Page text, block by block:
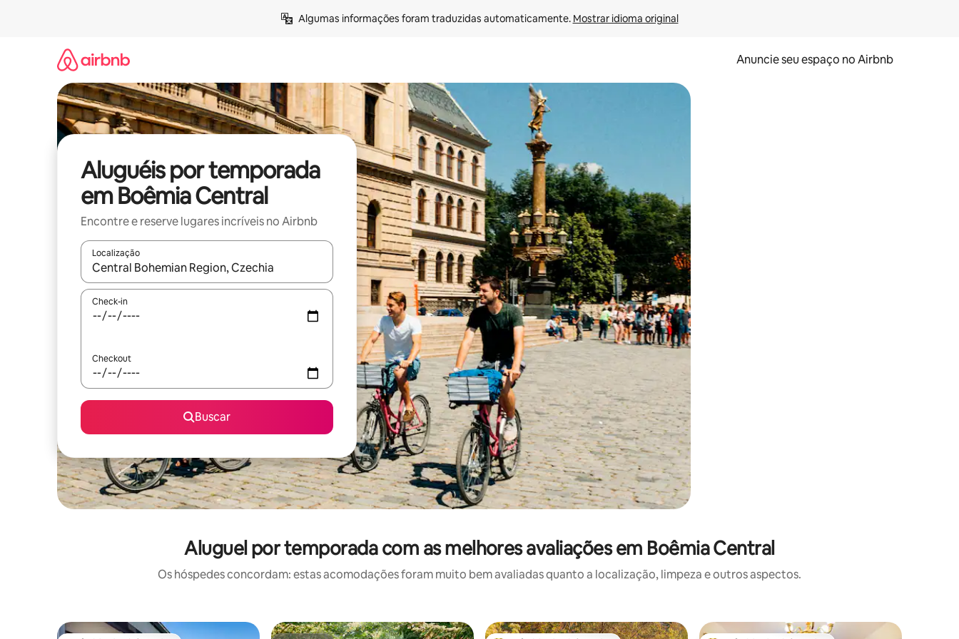
Algumas informações foram traduzidas automaticamente. Mostrar idioma original
Anuncie seu espaço no Airbnb
Aluguéis por temporada
em Boêmia Central
Encontre e reserve lugares incríveis no Airbnb
Localização
Quando os resultados estiverem disponíveis, explore-os usando as seta para cima e para baixo do teclado ou tocando e deslizando o dedo na tela.
Check-in
Checkout
Buscar
Aluguel por temporada com as melhores avaliações em Boêmia Central
Os hóspedes concordam: estas acomodações foram muito bem avaliadas quanto a localização, limpeza e outros aspectos.